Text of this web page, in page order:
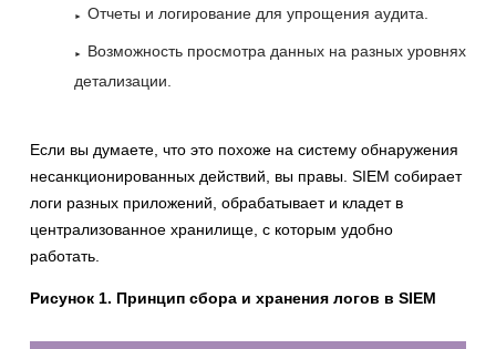
Отчеты и логирование для упрощения аудита.
Возможность просмотра данных на разных уровнях
детализации.
Если вы думаете, что это похоже на систему обнаружения
несанкционированных действий, вы правы. SIEM собирает
логи разных приложений, обрабатывает и кладет в
централизованное хранилище, с которым удобно
работать.
Рисунок 1. Принцип сбора и хранения логов в SIEM